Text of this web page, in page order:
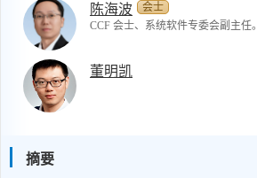
陈海波
会士
CCF 会士、系统软件专委会副主任。
董明凯
摘要